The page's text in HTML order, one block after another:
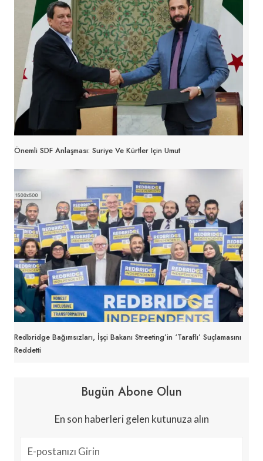
Önemli SDF Anlaşması: Suriye Ve Kürtler Için Umut
Redbridge Bağımsızları, İşçi Bakanı Streeting’in ‘taraflı’ Suçlamasını
Reddetti
Bugün Abone Olun
En son haberleri gelen kutunuza alın